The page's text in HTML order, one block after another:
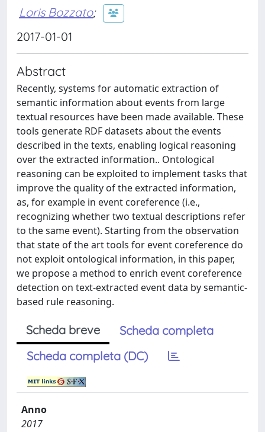
Loris Bozzato;
2017-01-01
Abstract
Recently, systems for automatic extraction of
semantic information about events from large
textual resources have been made available. These
tools generate RDF datasets about the events
described in the texts, enabling logical reasoning
over the extracted information.. Ontological
reasoning can be exploited to implement tasks that
improve the quality of the extracted information,
as, for example in event coreference (i.e.,
recognizing whether two textual descriptions refer
to the same event). Starting from the observation
that state of the art tools for event coreference do
not exploit ontological information, in this paper,
we propose a method to enrich event coreference
detection on text-extracted event data by semantic-
based rule reasoning.
Scheda breve
Scheda completa
Scheda completa (DC)
Anno
2017